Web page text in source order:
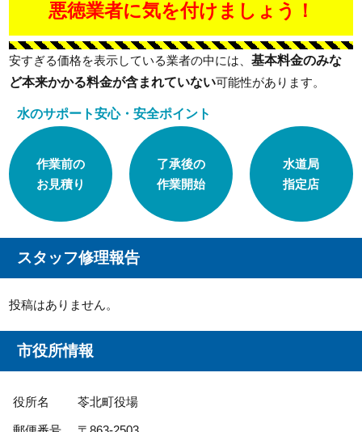
悪徳業者に気を付けましょう！
安すぎる価格を表示している業者の中には、基本料金のみな
ど本来かかる料金が含まれていない可能性があります。
水のサポート安心・安全ポイント
作業前の
お見積り
了承後の
作業開始
水道局
指定店
スタッフ修理報告
投稿はありません。
市役所情報
役所名 苓北町役場